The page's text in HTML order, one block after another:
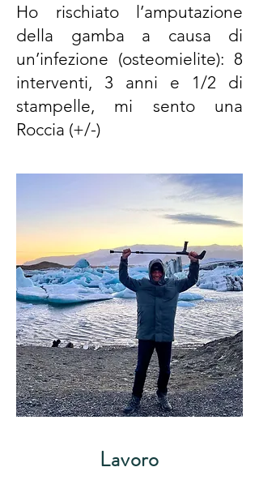
Ho rischiato l’amputazione
della gamba a causa di
un’infezione (osteomielite): 8
interventi, 3 anni e 1/2 di
stampelle, mi sento una
Roccia (+/-)
Lavoro